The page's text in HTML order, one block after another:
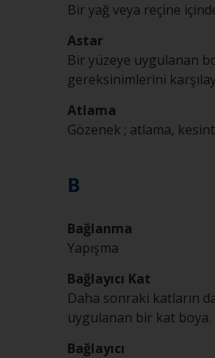
Bir yağ veya reçine
Astar
Bir yüzeye uygulanan
gereksinimlerini
Atlama
Gözenek ; atlama,
B
Bağlanma
Yapışma
Bağlayıcı Kat
Daha sonraki katların
uygulanan bir kat boya.
Bağlayıcı